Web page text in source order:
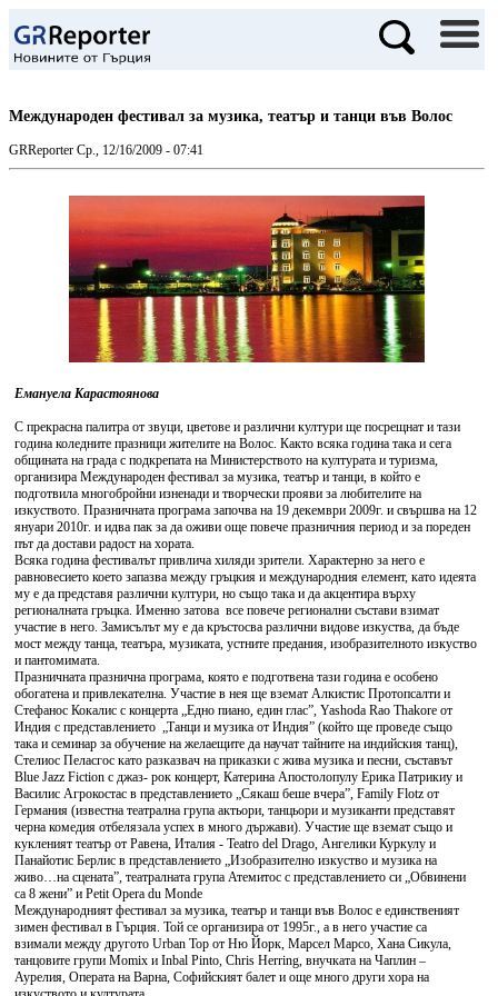
Международен фестивал за музика, театър и танци във Волос
GRReporter Ср., 12/16/2009 - 07:41
Емануела Карастоянова
С прекрасна палитра от звуци, цветове и различни култури ще посрещнат и тази
година коледните празници жителите на Волос. Както всяка година така и сега
общината на града с подкрепата на Министерството на културата и туризма,
организира Международен фестивал за музика, театър и танци, в който е
подготвила многобройни изненади и творчески прояви за любителите на
изкуството. Празничната програма започва на 19 декември 2009г. и свършва на 12
януари 2010г. и идва пак за да оживи още повече празничния период и за пореден
път да достави радост на хората.
Всяка година фестивалът привлича хиляди зрители. Характерно за него е
равновесието което запазва между гръцкия и международния елемент, като идеята
му е да представя различни култури, но също така и да акцентира върху
регионалната гръцка. Именно затова все повече регионални състави взимат
участие в него. Замисълът му е да кръстосва различни видове изкуства, да бъде
мост между танца, театъра, музиката, устните предания, изобразителното изкуство
и пантомимата.
Празничната празнична програма, която е подготвена тази година е особено
обогатена и привлекателна. Участие в нея ще вземат Алкистис Протопсалти и
Стефанос Кокалис с концерта „Едно пиано, един глас”, Yashoda Rao Thakore от
Индия с представлението „Танци и музика от Индия” (който ще проведе също
така и семинар за обучение на желаещите да научат тайните на индийския танц),
Стелиос Пеласгос като разказвач на приказки с жива музика и песни, съставът
Blue Jazz Fiction с джаз- рок концерт, Катерина Апостолопулу Ерика Патрикиу и
Василис Агрокостас в представлението „Сякаш беше вчера”, Family Flotz от
Германия (известна театрална група актьори, танцьори и музиканти представят
черна комедия отбелязала успех в много държави). Участие ще вземат също и
кукленият театър от Равена, Италия - Teatro del Drago, Ангелики Куркулу и
Панайотис Берлис в представлението „Изобразително изкуство и музика на
живо…на сцената”, театралната група Атемитос с представлението си „Обвинени
са 8 жени” и Petit Opera du Monde
Международният фестивал за музика, театър и танци във Волос е единственият
зимен фестивал в Гърция. Той се организира от 1995г., а в него участие са
взимали между другото Urban Top от Ню Йорк, Марсел Марсо, Хана Сикула,
танцовите групи Momix и Inbal Pinto, Chris Herring, внучката на Чаплин –
Аурелия, Операта на Варна, Софийският балет и още много други хора на